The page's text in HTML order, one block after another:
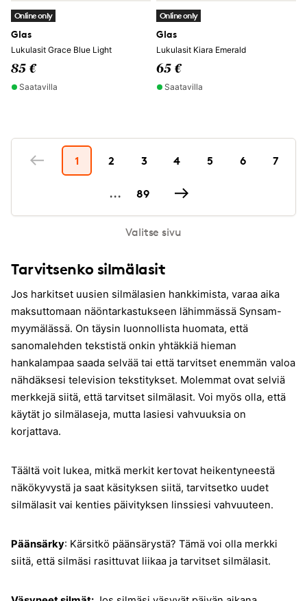
Online only
Glas
Lukulasit Grace Blue Light
85 €
Saatavilla
Online only
Glas
Lukulasit Kiara Emerald
65 €
Saatavilla
1 2 3 4 5 6 7
... 89
Valitse sivu
Tarvitsenko silmälasit
Jos harkitset uusien silmälasien hankkimista, varaa aika
maksuttomaan näöntarkastukseen lähimmässä Synsam-
myymälässä. On täysin luonnollista huomata, että
sanomalehden tekstistä onkin yhtäkkiä hieman
hankalampaa saada selvää tai että tarvitset enemmän valoa
nähdäksesi television tekstitykset. Molemmat ovat selviä
merkkejä siitä, että tarvitset silmälasit. Voi myös olla, että
käytät jo silmälaseja, mutta lasiesi vahvuuksia on
korjattava.
Täältä voit lukea, mitkä merkit kertovat heikentyneestä
näkökyvystä ja saat käsityksen siitä, tarvitsetko uudet
silmälasit vai kenties päivityksen linssiesi vahvuuteen.
Päänsärky: Kärsitkö päänsärystä? Tämä voi olla merkki
siitä, että silmäsi rasittuvat liikaa ja tarvitset silmälasit.